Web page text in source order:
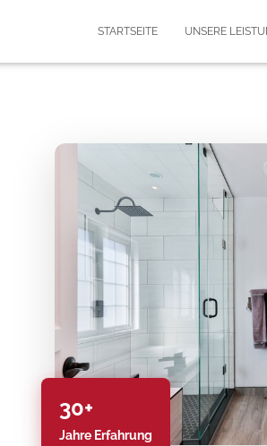
STARTSEITE UNSERE
30+
Jahre Erfahrung